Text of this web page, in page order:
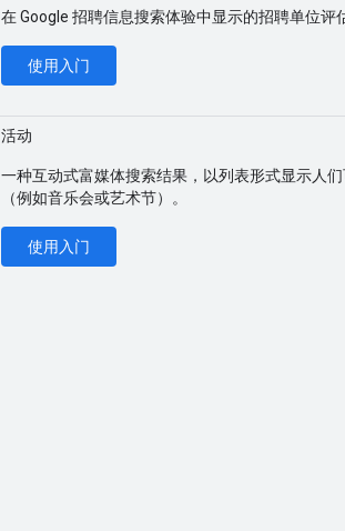
在 Google 招聘信息搜索体验中显示的招聘单位评
使用入门
活动
一种互动式富媒体搜索结果，以列表形式显示人
（例如音乐会或艺术节）。
使用入门